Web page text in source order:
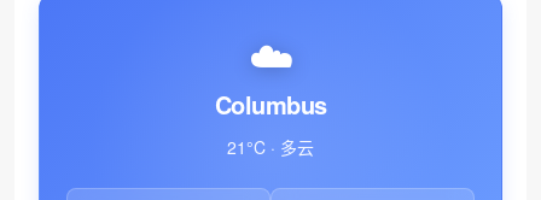
☁️
Columbus
21°C · 多云